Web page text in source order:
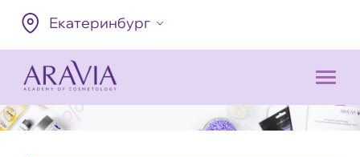
Екатеринбург